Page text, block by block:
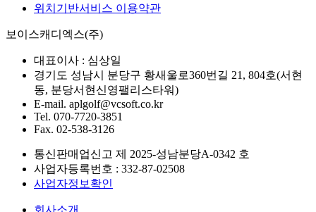
위치기반서비스 이용약관
보이스캐디엑스(주)
대표이사 : 심상일
경기도 성남시 분당구 황새울로360번길 21, 804호(서현
동, 분당서현신영팰리스타워)
E-mail. aplgolf@vcsoft.co.kr
Tel. 070-7720-3851
Fax. 02-538-3126
통신판매업신고 제 2025-성남분당A-0342 호
사업자등록번호 : 332-87-02508
사업자정보확인
회사소개